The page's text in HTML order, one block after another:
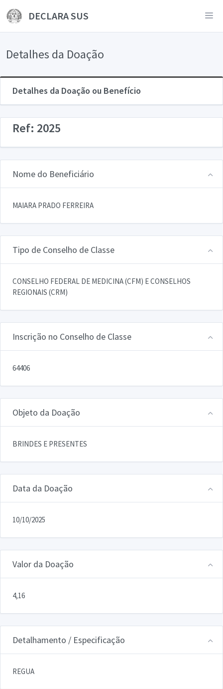
DECLARA SUS
Detalhes da Doação
Detalhes da Doação ou Benefício
Ref: 2025
Nome do Beneficiário
MAIARA PRADO FERREIRA
Tipo de Conselho de Classe
CONSELHO FEDERAL DE MEDICINA (CFM) E CONSELHOS
REGIONAIS (CRM)
Inscrição no Conselho de Classe
64406
Objeto da Doação
BRINDES E PRESENTES
Data da Doação
10/10/2025
Valor da Doação
4,16
Detalhamento / Especificação
REGUA